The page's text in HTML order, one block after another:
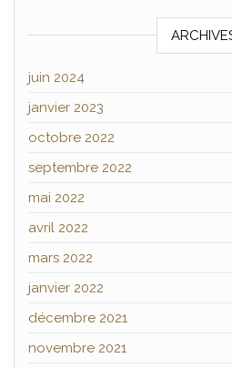
juin 2024
janvier 2023
octobre 2022
septembre 2022
mai 2022
avril 2022
mars 2022
janvier 2022
décembre 2021
novembre 2021